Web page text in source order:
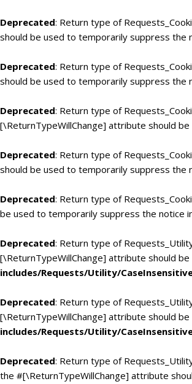
Deprecated: Return type of
should be used to temporarily suppress the
Deprecated: Return type of
should be used to temporarily suppress the
Deprecated: Return type of
[\ReturnTypeWillChange] attribute should
Deprecated: Return type of
should be used to temporarily suppress the
Deprecated: Return type of
be used to temporarily suppress the notice
Deprecated: Return type of
[\ReturnTypeWillChange] attribute should
includes/Requests/Utility/
Deprecated: Return type of
[\ReturnTypeWillChange] attribute should
includes/Requests/Utility/
Deprecated: Return type of
the #[\ReturnTypeWillChange] attribute